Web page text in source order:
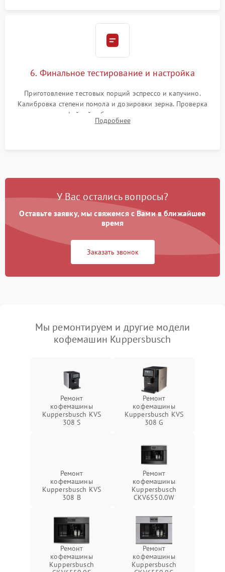
6. Финальное тестирование и настройка
Приготовление тестовых порций эспрессо и капучино.
Калибровка степени помола и дозировки зерна. Проверка
плотности кофейной таблетки, температуры напитка и
качества молочной пены. Контроль отсутствия посторонних
Подробнее
У Вас остались вопросы?
Оставьте заявку, мы свяжемся с Вами в ближайшее
время
Заказать звонок
Мы ремонтируем и другие модели
кофемашин Kuppersbusch
Ремонт
кофемашины
Kuppersbusch KVS
308 S
Ремонт
кофемашины
Kuppersbusch KVS
308 G
Ремонт
кофемашины
Kuppersbusch KVS
308 B
Ремонт
кофемашины
Kuppersbusch
CKV6550.0W
Ремонт
кофемашины
Kuppersbusch
Ремонт
кофемашины
Kuppersbusch